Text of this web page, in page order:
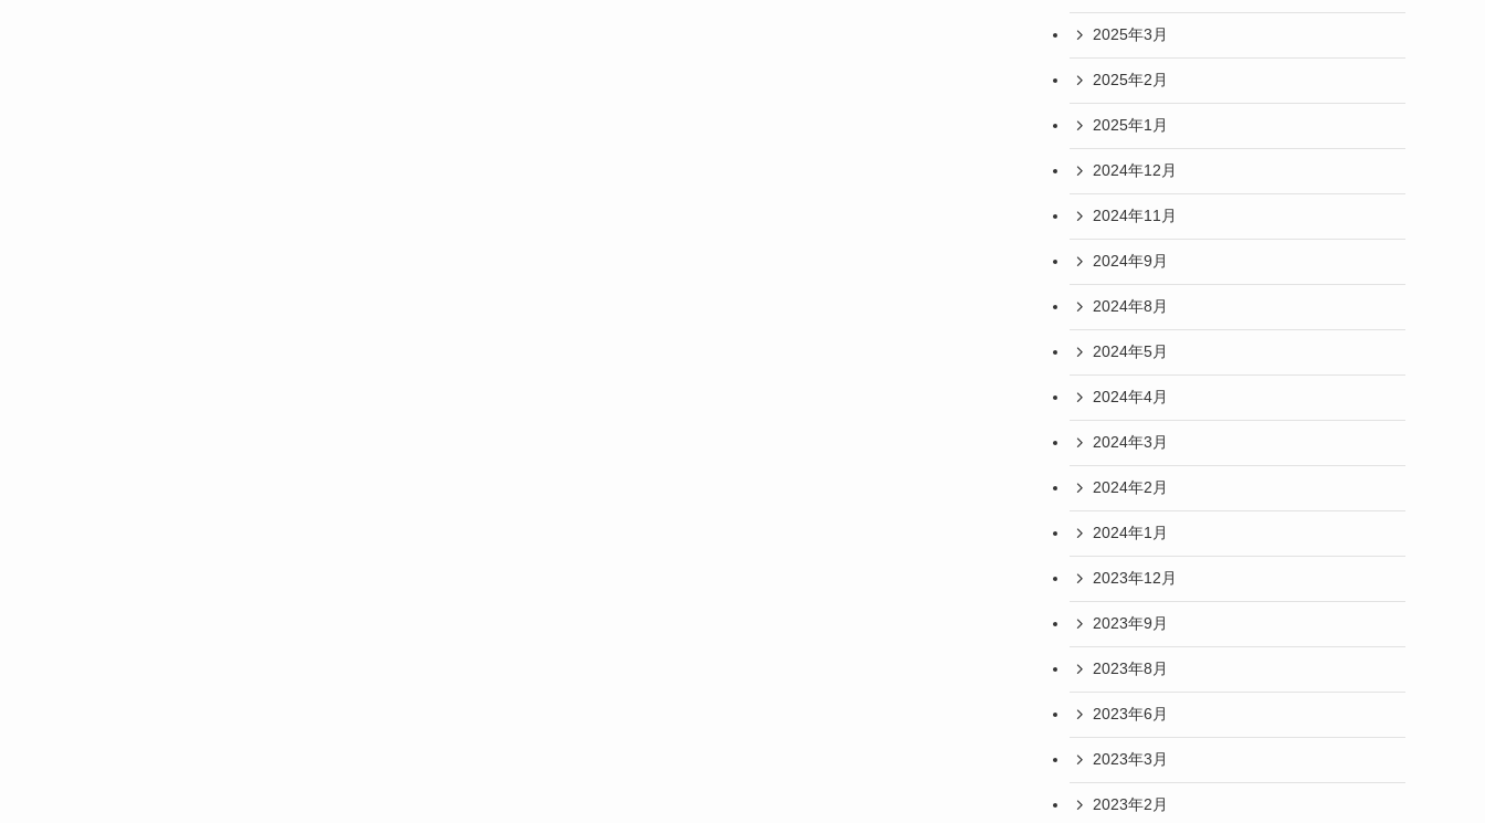
2025年3月
2025年2月
2025年1月
2024年12月
2024年11月
2024年9月
2024年8月
2024年5月
2024年4月
2024年3月
2024年2月
2024年1月
2023年12月
2023年9月
2023年8月
2023年6月
2023年3月
2023年2月